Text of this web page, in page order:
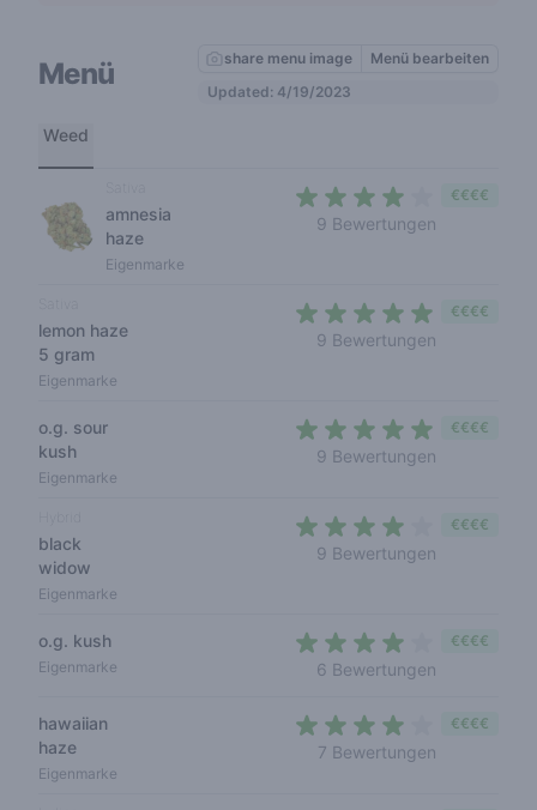
Menü share menu image
Menü bearbeiten
Updated: 4/19/2023
Weed
amnesia
haze
Eigenmarke
9 Bewertungen
€€€€
lemon haze
5 gram
Eigenmarke
9 Bewertungen
€€€€
o.g. sour
kush
Eigenmarke
9 Bewertungen
€€€€
black
widow
Eigenmarke
9 Bewertungen
€€€€
o.g. kush
Eigenmarke 6 Bewertungen
€€€€
hawaiian
haze
Eigenmarke
7 Bewertungen
€€€€